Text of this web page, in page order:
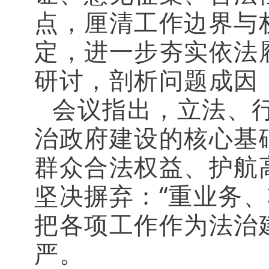
点，厘清工作边界
定，进一步夯实依
研讨，剖析问题成
会议指出，立法、
治政府建设的核心
群众合法权益、护
坚决摒弃：“重业务
把各项工作作为法
严。